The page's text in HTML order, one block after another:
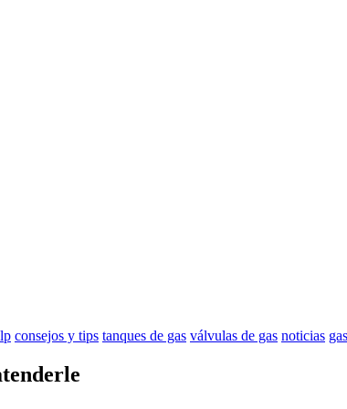
consejos y tips tanques de gas válvulas de gas noticias